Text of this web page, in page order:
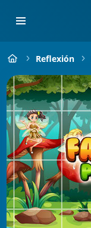
Reflexión